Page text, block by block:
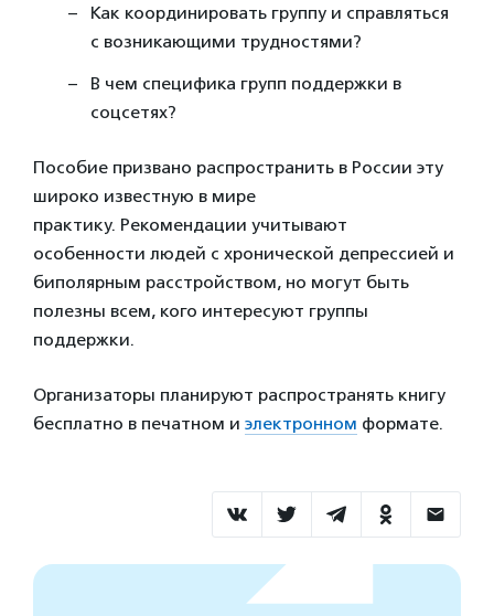
Как координировать группу и справляться
с возникающими трудностями?
В чем специфика групп поддержки в
соцсетях?
Пособие призвано распространить в России эту
широко известную в мире
практику. Рекомендации учитывают
особенности людей с хронической депрессией и
биполярным расстройством, но могут быть
полезны всем, кого интересуют группы
поддержки.
Организаторы планируют распространять книгу
бесплатно в печатном и электронном формате.